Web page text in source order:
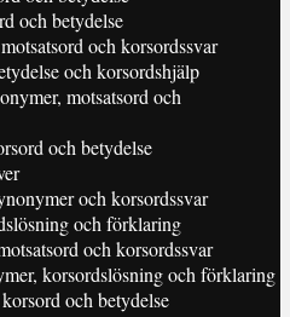
och betydelse
och korsordssvar
och korsordshjälp
motsatsord och
och betydelse
och korsordssvar
och förklaring
och korsordssvar
korsordslösning och förklaring
och betydelse